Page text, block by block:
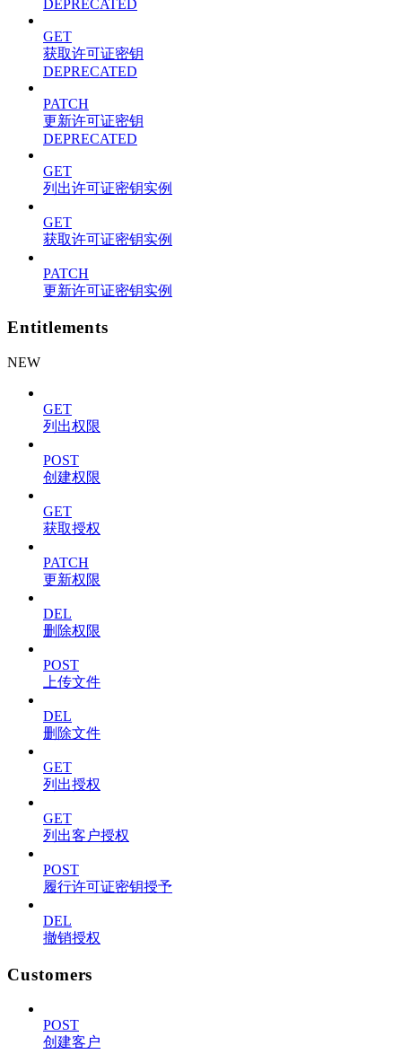
DEPRECATED
GET
获取许可证密钥
DEPRECATED
PATCH
更新许可证密钥
DEPRECATED
GET
列出许可证密钥实例
GET
获取许可证密钥实例
PATCH
更新许可证密钥实例
Entitlements
NEW
GET
列出权限
POST
创建权限
GET
获取授权
PATCH
更新权限
DEL
删除权限
POST
上传文件
DEL
删除文件
GET
列出授权
GET
列出客户授权
POST
履行许可证密钥授予
DEL
撤销授权
Customers
POST
创建客户